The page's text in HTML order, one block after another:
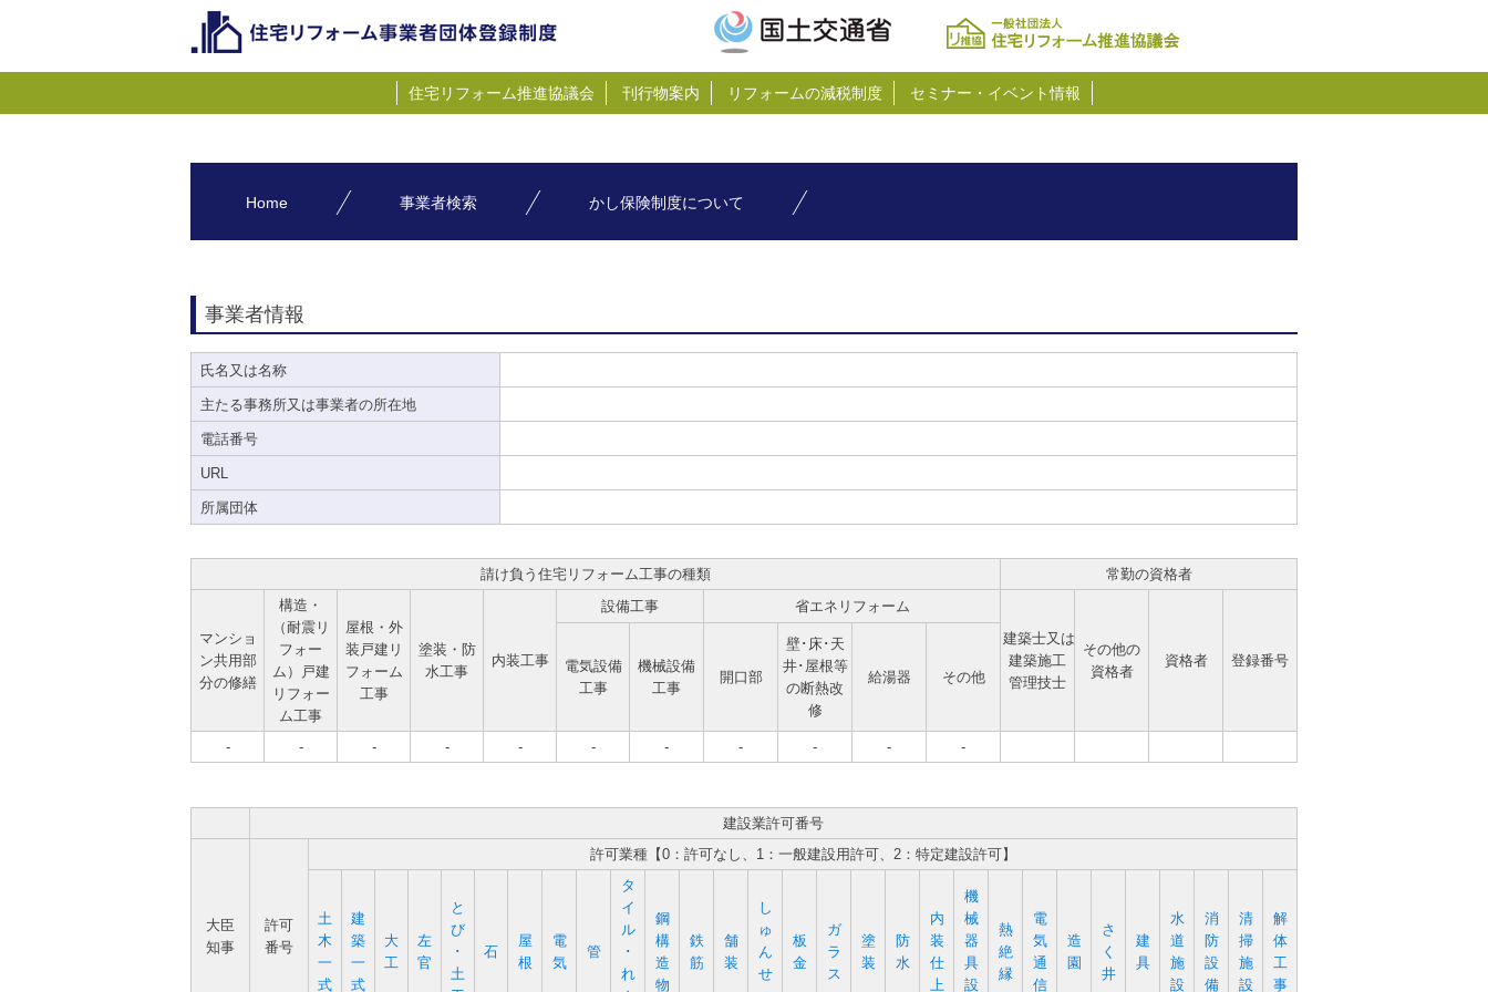
住宅リフォーム推進協議会 刊行物案内 リフォームの減税制度 セミナー・イベント情報
Home 事業者検索 かし保険制度について
事業者情報
氏名又は名称
主たる事務所又は事業者の所在地
電話番号
URL
所属団体
請け負う住宅リフォーム工事の種類 常勤の資格者
マンショ
ン共用部
分の修繕
構造・
（耐震リ
フォー
ム）戸建
リフォー
ム工事
屋根・外
装戸建リ
フォーム
工事
塗装・防
水工事
内装工事
設備工事
省エネリフォーム
建築士又は
建築施工
管理技士
その他の
資格者
資格者 登録番号
電気設備
工事
機械設備
工事
開口部
壁･床･天
井･屋根等
の断熱改
修
給湯器 その他
- - - - - - - - - - -
建設業許可番号
大臣
知事
許可
番号
許可業種【0：許可なし、1：一般建設用許可、2：特定建設許可】
土
木
一
式
建
築
一
式
大
工
左
官
と
び
･
土
石
屋
根
電
気
管
タ
イ
ル
･
れ
鋼
構
造
物
鉄
筋
舗
装
し
ゅ
ん
せ
板
金
ガ
ラ
ス
塗
装
防
水
内
装
仕
上
機
械
器
具
設
熱
絶
縁
電
気
通
信
造
園
さ
く
井
建
具
水
道
施
設
消
防
設
備
清
掃
施
設
解
体
工
事